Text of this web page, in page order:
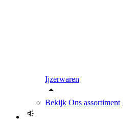
Ijzerwaren
Bekijk Ons assortiment